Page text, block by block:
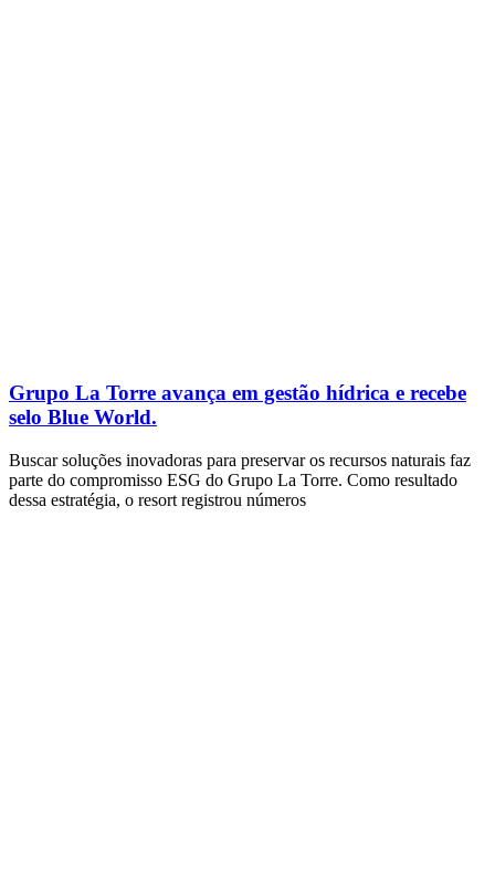
Grupo La Torre avança em gestão hídrica e recebe
selo Blue World.
Buscar soluções inovadoras para preservar os recursos naturais faz
parte do compromisso ESG do Grupo La Torre. Como resultado
dessa estratégia, o resort registrou números